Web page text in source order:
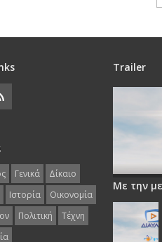
Γενικά
Δίκαιο
Ιστορία
Οικονομία
Πολιτική
Τέχνη
Trailer
Με την